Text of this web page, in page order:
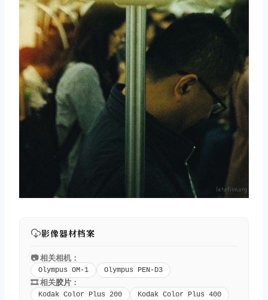
影像器材档案
📷 相关相机：
Olympus OM-1 Olympus PEN-D3
🎞️ 相关胶片 ：
Kodak Color Plus 200 Kodak Color Plus 400